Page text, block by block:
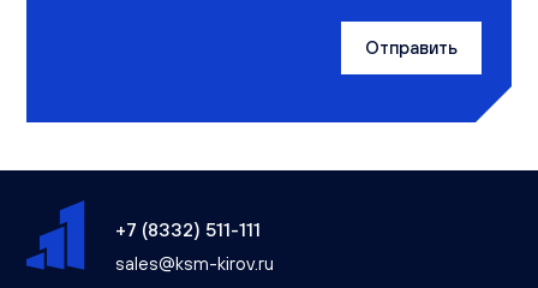
Отправить
+7 (8332) 511-111
sales@ksm-kirov.ru